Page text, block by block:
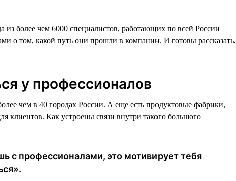
более чем 6000 специалистов, работающих по всей России
о том, какой путь они прошли в компании. И готовы рассказать,
у профессионалов
чем в 40 городах России. А еще есть продуктовые фабрики,
клиентов. Как устроены связи внутри такого большого
с профессионалами, это мотивирует тебя